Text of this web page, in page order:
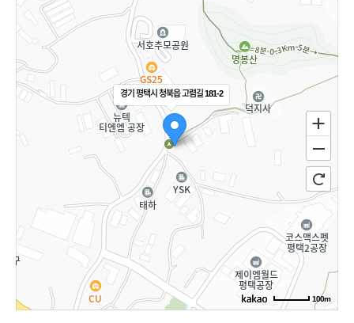
경기 평택시 청북읍 고렴길 181-2
100m